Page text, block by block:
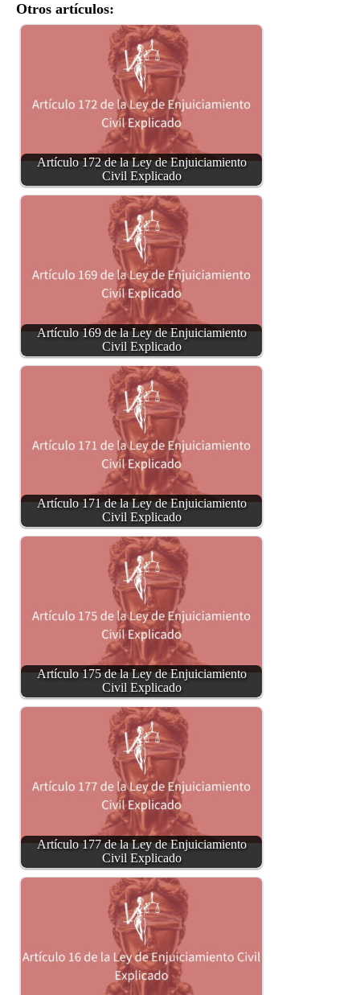
Otros artículos:
Artículo 172 de la Ley de Enjuiciamiento
Civil Explicado
Artículo 169 de la Ley de Enjuiciamiento
Civil Explicado
Artículo 171 de la Ley de Enjuiciamiento
Civil Explicado
Artículo 175 de la Ley de Enjuiciamiento
Civil Explicado
Artículo 177 de la Ley de Enjuiciamiento
Civil Explicado